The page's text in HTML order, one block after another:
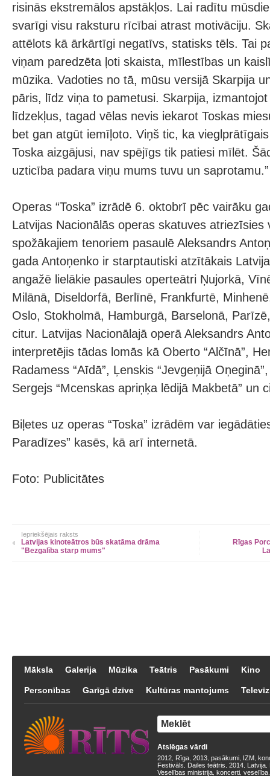
risinās ekstremālos apstākļos. Lai radītu
svarīgi visu raksturu rīcībai atrast motivāciju.
attēlots kā ārkārtīgi negatīvs, statisks tēls. Tai
viņam paredzēta ļoti skaista, mīlestības un
mūzika. Vadoties no tā, mūsu versijā Skarpija
pāris, līdz viņa to pametusi. Skarpija,
līdzekļus, tagad vēlas nevis iekarot Toskas
bet gan atgūt iemīļoto. Viņš tic, ka
Toska aizgājusi, nav spējīgs tik patiesi mīlēt.
uzticība padara viņu mums tuvu un saprotamu.”
Operas “Toska” izrādē 6. oktobrī pēc vairāku
Latvijas Nacionālās operas skatuves atriezīsies
spožākajiem tenoriem pasaulē Aleksandrs
gada Antoņenko ir starptautiski atzītākais
angažē lielākie pasaules operteātri Ņujorkā,
Milānā, Diseldorfā, Berlīnē, Frankfurtē,
Oslo, Stokholmā, Hamburgā, Barselonā,
citur. Latvijas Nacionālajā operā Aleksandrs
interpretējis tādas lomās kā Oberto “Alčīnā”,
Radamess “Aīdā”, Ļenskis “Jevgeņijā
Sergejs “Mcenskas apriņķa lēdijā Makbetā” un
Biļetes uz operas “Toska” izrādēm var
Paradīzes” kasēs, kā arī internetā.
Foto: Publicitātes
Iepriekšējais raksts
Latvijas kinoteātros būs skatāma drāma
"Bezgalība starp mums"
Rīgas
Māksla Galerija Mūzika Teātris Pasākumi Kino
Personības Garīgā dzīve Kultūras mantojums
Atslēgas vārdi
2012 Rīga 2013 pasākumi IZM
Festivāls
Dailes teātris 2014 Latvija
Veselības ministrija koncerti veselība